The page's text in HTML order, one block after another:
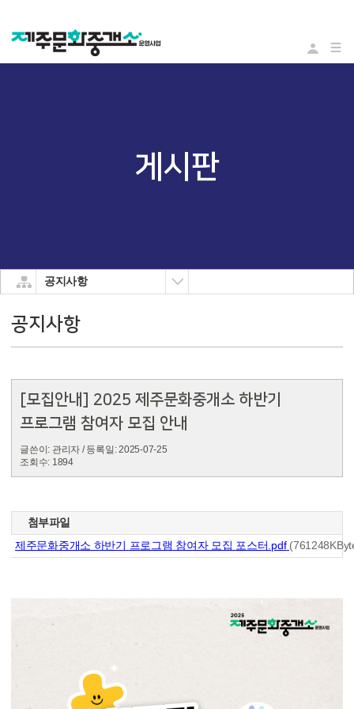
로
게시판
공지사항
공지사항
[모집안내] 2025 제주문화중개소 하반기
프로그램 참여자 모집 안내
글쓴이: 관리자 / 등록일: 2025-07-25
조회수: 1894
첨부파일
제주문화중개소 하반기 프로그램 참여자 모집 포스터.pdf